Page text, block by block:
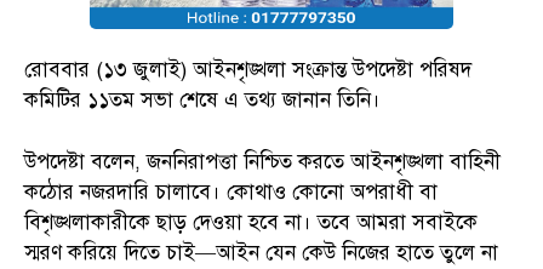
রোববার (১৩ জুলাই) আইনশৃঙ্খলা সংক্রান্ত উপদেষ্টা পরিষদ
কমিটির ১১তম সভা শেষে এ তথ্য জানান তিনি।
উপদেষ্টা বলেন, জননিরাপত্তা নিশ্চিত করতে আইনশৃঙ্খলা বাহিনী
কঠোর নজরদারি চালাবে। কোথাও কোনো অপরাধী বা
বিশৃঙ্খলাকারীকে ছাড় দেওয়া হবে না। তবে আমরা সবাইকে
স্মরণ করিয়ে দিতে চাই—আইন যেন কেউ নিজের হাতে তুলে না